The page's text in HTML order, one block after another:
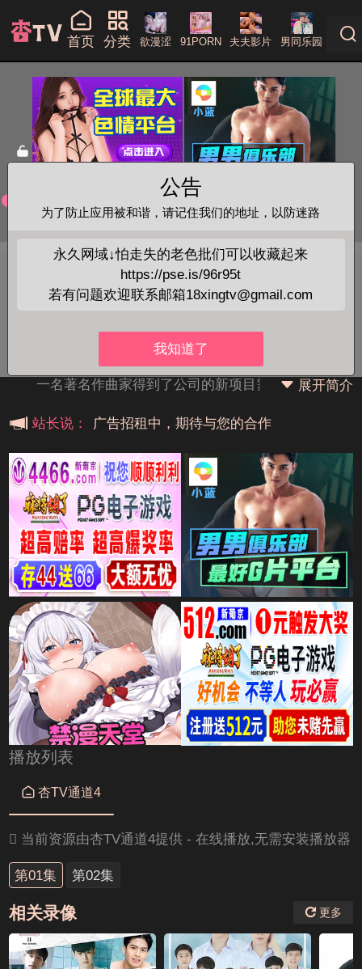
首页 分类 欲漫涩 91PORN 夫夫影片 男同乐园
略过广告
BL腐剧電影
+查看全部
咖啡旋律特别篇
> 咖啡旋律特别篇
一名著名作曲家得到了公司的新项目需要创作一首情
到他遇到了一位帅气的咖啡师，他创作的灵感又回来了。
展开简介
站长说： 广告招租中，期待与您的合作
广告招租中，期待与您的合作
广告招租中，期待与您的合作
播放列表
杏TV通道4
 当前资源由杏TV通道4提供 - 在线播放,无需安装播放器
第01集 第02集
相关录像 更多
公告
为了防止应用被和谐，请记住我们的地址，以防迷路
永久网域↓怕走失的老色批们可以收藏起来
https://pse.is/96r95t
若有问题欢迎联系邮箱18xingtv@gmail.com
我知道了